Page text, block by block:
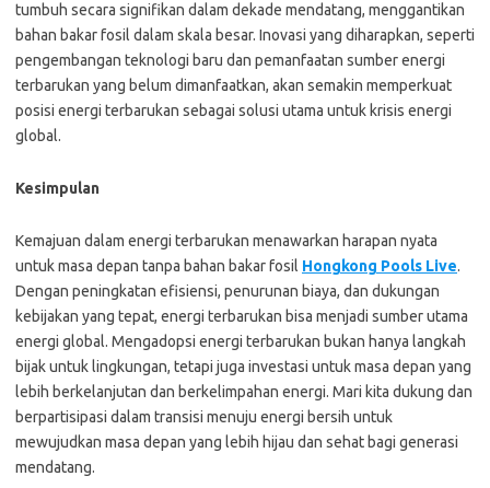
tumbuh secara signifikan dalam dekade mendatang, menggantikan
bahan bakar fosil dalam skala besar. Inovasi yang diharapkan, seperti
pengembangan teknologi baru dan pemanfaatan sumber energi
terbarukan yang belum dimanfaatkan, akan semakin memperkuat
posisi energi terbarukan sebagai solusi utama untuk krisis energi
global.
Kesimpulan
Kemajuan dalam energi terbarukan menawarkan harapan nyata
untuk masa depan tanpa bahan bakar fosil Hongkong Pools Live.
Dengan peningkatan efisiensi, penurunan biaya, dan dukungan
kebijakan yang tepat, energi terbarukan bisa menjadi sumber utama
energi global. Mengadopsi energi terbarukan bukan hanya langkah
bijak untuk lingkungan, tetapi juga investasi untuk masa depan yang
lebih berkelanjutan dan berkelimpahan energi. Mari kita dukung dan
berpartisipasi dalam transisi menuju energi bersih untuk
mewujudkan masa depan yang lebih hijau dan sehat bagi generasi
mendatang.